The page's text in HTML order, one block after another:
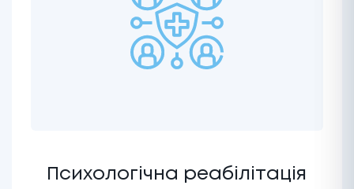
Психологічна реабілітація